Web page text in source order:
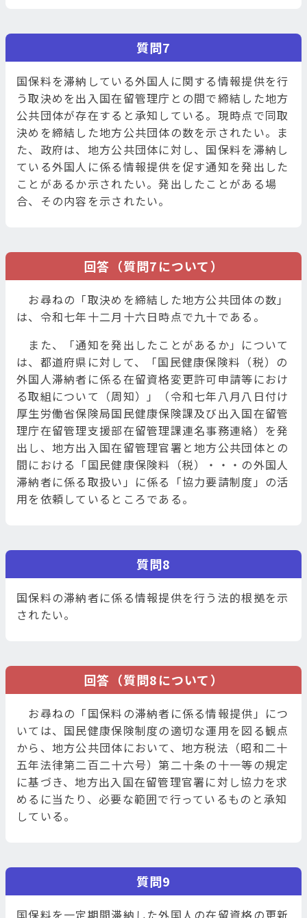
質問7
国保料を滞納している外国人に関する情報提供を行
う取決めを出入国在留管理庁との間で締結した地方
公共団体が存在すると承知している。現時点で同取
決めを締結した地方公共団体の数を示されたい。ま
た、政府は、地方公共団体に対し、国保料を滞納し
ている外国人に係る情報提供を促す通知を発出した
ことがあるか示されたい。発出したことがある場
合、その内容を示されたい。
回答（質問7について）
お尋ねの「取決めを締結した地方公共団体の数」
は、令和七年十二月十六日時点で九十である。
また、「通知を発出したことがあるか」について
は、都道府県に対して、「国民健康保険料（税）の
外国人滞納者に係る在留資格変更許可申請等におけ
る取組について（周知）」（令和七年八月八日付け
厚生労働省保険局国民健康保険課及び出入国在留管
理庁在留管理支援部在留管理課連名事務連絡）を発
出し、地方出入国在留管理官署と地方公共団体との
間における「国民健康保険料（税）・・・の外国人
滞納者に係る取扱い」に係る「協力要請制度」の活
用を依頼しているところである。
質問8
国保料の滞納者に係る情報提供を行う法的根拠を示
されたい。
回答（質問8について）
お尋ねの「国保料の滞納者に係る情報提供」につ
いては、国民健康保険制度の適切な運用を図る観点
から、地方公共団体において、地方税法（昭和二十
五年法律第二百二十六号）第二十条の十一等の規定
に基づき、地方出入国在留管理官署に対し協力を求
めるに当たり、必要な範囲で行っているものと承知
している。
質問9